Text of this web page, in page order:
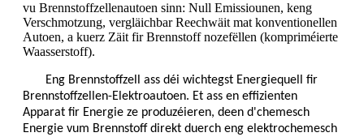
vu Brennstoffzellenautoen sinn: Null Emissiounen, keng
Verschmotzung, vergläichbar Reechwäit mat konventionellen
Autoen, a kuerz Zäit fir Brennstoff nozefëllen (kompriméierte
Waasserstoff).
Eng Brennstoffzell ass déi wichtegst Energiequell fir
Brennstoffzellen-Elektroautoen. Et ass en effizienten
Apparat fir Energie ze produzéieren, deen d'chemesch
Energie vum Brennstoff direkt duerch eng elektrochemesch